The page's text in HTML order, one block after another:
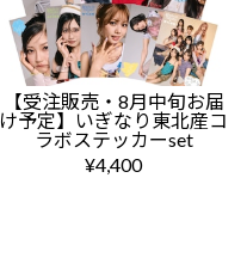
【受注販売・8月中旬お届
け予定】いぎなり東北産コ
ラボステッカーset
¥4,400